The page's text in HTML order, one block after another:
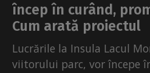
încep în curând,
Cum arată proiectul
Lucrările la Insula Lacul
viitorului parc, vor începe